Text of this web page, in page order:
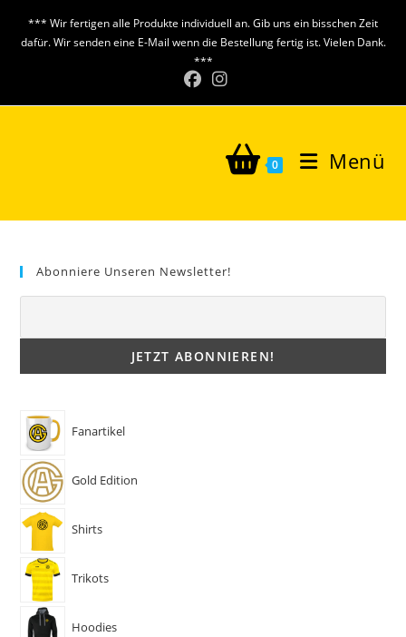
*** Wir fertigen alle Produkte individuell an. Gib uns ein bisschen Zeit
dafür. Wir senden eine E-Mail wenn die Bestellung fertig ist. Vielen Dank.
***
0 Menü
Abonniere Unseren Newsletter!
Fanartikel
Gold Edition
Shirts
Trikots
Hoodies